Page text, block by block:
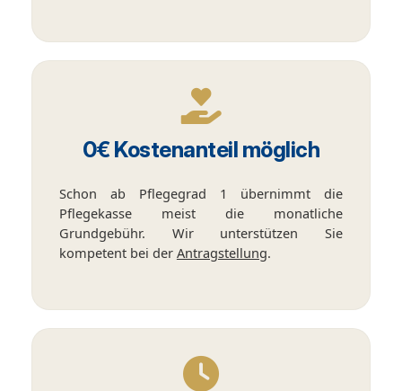
0€ Kostenanteil möglich
Schon ab Pflegegrad 1 übernimmt die
Pflegekasse meist die monatliche
Grundgebühr. Wir unterstützen Sie
kompetent bei der Antragstellung.